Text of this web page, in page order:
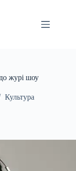
журі шоу
Культура